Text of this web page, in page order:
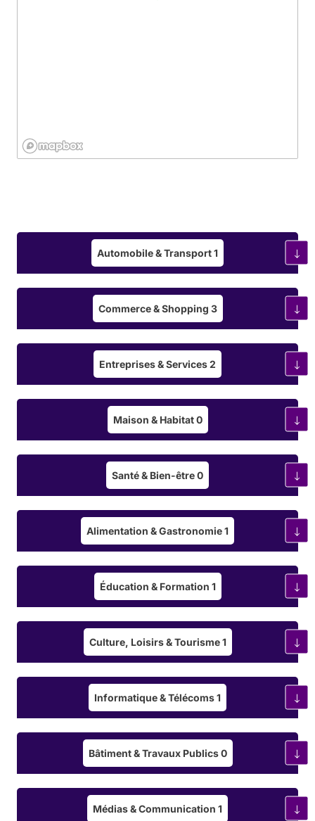
Automobile & Transport1
Commerce & Shopping 3
Entreprises & Services2
Maison & Habitat0
Santé & Bien-être0
Alimentation & Gastronomie1
Éducation & Formation 1
Culture, Loisirs & Tourisme1
Informatique & Télécoms1
Bâtiment & Travaux Publics0
Médias & Communication 1